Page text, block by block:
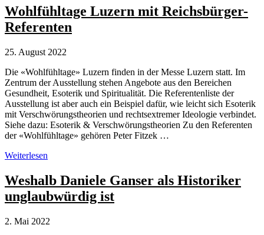
Daniele
Gansers
Behauptung,
sei
besetztes
Land
Wohlfühltage Luzern mit Reichsbürger-
Referenten
25. August 2022
Die «Wohlfühltage» Luzern finden in der Messe Luzern statt. Im
Zentrum der Ausstellung stehen Angebote aus den Bereichen
Gesundheit, Esoterik und Spiritualität. Die Referentenliste der
Ausstellung ist aber auch ein Beispiel dafür, wie leicht sich Esoterik
mit Verschwörungstheorien und rechtsextremer Ideologie verbindet.
Siehe dazu: Esoterik & Verschwörungstheorien Zu den Referenten
der «Wohlfühltage» gehören Peter Fitzek …
Wohlfühltage
mit
Reichsbürger-
Referenten
Weiterlesen
Weshalb Daniele Ganser als Historiker
unglaubwürdig ist
2. Mai 2022